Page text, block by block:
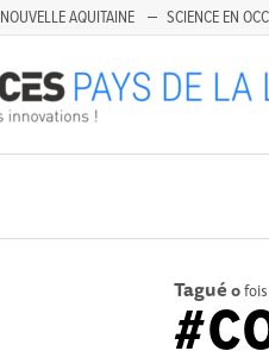
NOUVELLE AQUITAINE SCIENCE EN
Tagué 0fois